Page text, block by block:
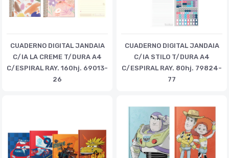
CUADERNO DIGITAL JANDAIA
C/IA LA CREME T/DURA A4
C/ESPIRAL RAY. 160hj. 69013-
26
CUADERNO DIGITAL JANDAIA
C/IA STILO T/DURA A4
C/ESPIRAL RAY. 80hj. 79824-
77